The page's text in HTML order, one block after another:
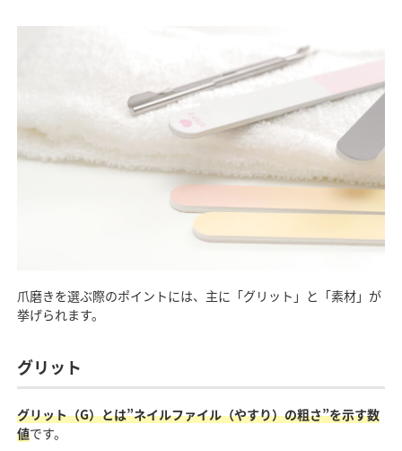
爪磨きを選ぶ際のポイントには、主に「グリット」と「素材」が
挙げられます。
グリット
グリット（G）とは”ネイルファイル（やすり）の粗さ”を示す数
値です。